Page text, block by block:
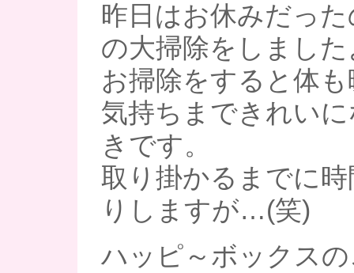
昨日はお休みだっ
の大掃除をしまし
お掃除をすると体
気持ちまできれい
きです。
取り掛かるまでに
りしますが…(笑)
ハッピ～ボックス